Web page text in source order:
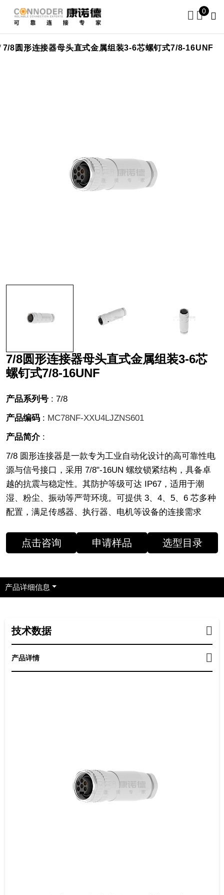
0
7/8圆形连接器母头直式金属组装3-6芯螺钉式7/8-16UNF
7/8圆形连接器母头直式金属组装3-6芯
螺钉式7/8-16UNF
产品系列号 : 7/8
产品编码 : MC78NF-XXU4LJZNS601
产品简介:
7/8 圆形连接器是一款专为工业自动化设计的高可靠性电
源与信号接口，采用 7/8"-16UN 螺纹锁紧结构，具备卓
越的抗震与稳定性。其防护等级可达 IP67，适用于潮
湿、粉尘、振动等严苛环境。可提供 3、4、5、6 芯多种
配置，满足传感器、执行器、电机等设备的连接需求
点击咨询 申请样品 选型目录
产品详细信息
技术数据
产品详情